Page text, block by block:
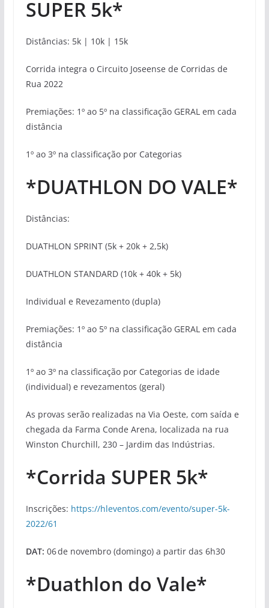
SUPER 5k*
Distâncias: 5k | 10k | 15k
Corrida integra o Circuito Joseense de Corridas de
Rua 2022
Premiações: 1º ao 5º na classificação GERAL em cada
distância
1º ao 3º na classificação por Categorias
*DUATHLON DO VALE*
Distâncias:
DUATHLON SPRINT (5k + 20k + 2,5k)
DUATHLON STANDARD (10k + 40k + 5k)
Individual e Revezamento (dupla)
Premiações: 1º ao 5º na classificação GERAL em cada
distância
1º ao 3º na classificação por Categorias de idade
(individual) e revezamentos (geral)
As provas serão realizadas na Via Oeste, com saída e
chegada da Farma Conde Arena, localizada na rua
Winston Churchill, 230 – Jardim das Indústrias.
*Corrida SUPER 5k*
Inscrições: https://hleventos.com/evento/super-5k-
2022/61
DAT: 06 de novembro (domingo) a partir das 6h30
*Duathlon do Vale*